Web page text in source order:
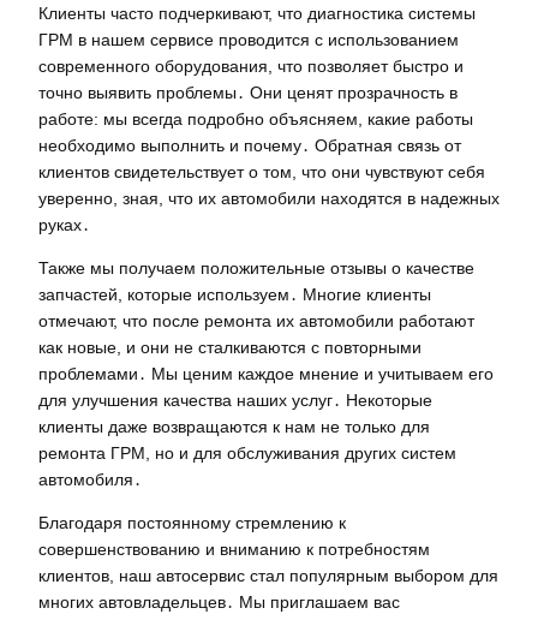
Клиенты часто подчеркивают, что диагностика системы
ГРМ в нашем сервисе проводится с использованием
современного оборудования, что позволяет быстро и
точно выявить проблемы․ Они ценят прозрачность в
работе: мы всегда подробно объясняем, какие работы
необходимо выполнить и почему․ Обратная связь от
клиентов свидетельствует о том, что они чувствуют себя
уверенно, зная, что их автомобили находятся в надежных
руках․
Также мы получаем положительные отзывы о качестве
запчастей, которые используем․ Многие клиенты
отмечают, что после ремонта их автомобили работают
как новые, и они не сталкиваются с повторными
проблемами․ Мы ценим каждое мнение и учитываем его
для улучшения качества наших услуг․ Некоторые
клиенты даже возвращаются к нам не только для
ремонта ГРМ, но и для обслуживания других систем
автомобиля․
Благодаря постоянному стремлению к
совершенствованию и вниманию к потребностям
клиентов, наш автосервис стал популярным выбором для
многих автовладельцев․ Мы приглашаем вас